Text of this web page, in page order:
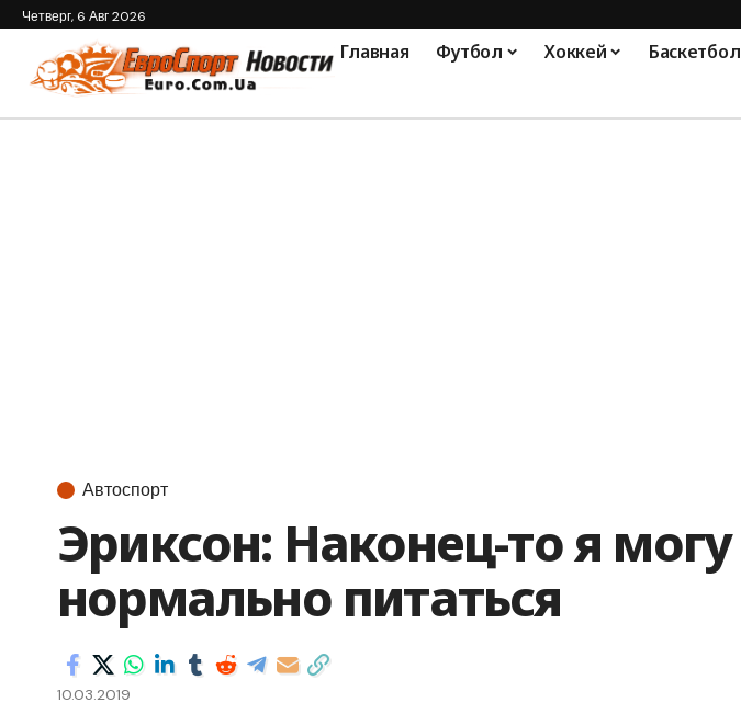
Четверг, 6 Авг 2026
Главная Футбол Хоккей Баскетбол
Автоспорт
Эриксон: Наконец-то я могу
нормально питаться
10.03.2019